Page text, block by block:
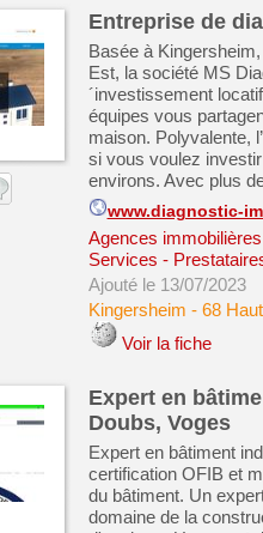
Entreprise de
Basée à
Est, la société MS
´investissement
équipes vous
maison. Polyvalente,
si vous voulez
environs. Avec plus
www.diagnostic-
Agences
Services -
Ajouté le 13/07/2023
Kingersheim - 68
Voir la fiche
Expert en
Doubs, Voges
Expert en bâtiment
certification OFIB et
du bâtiment. Un
domaine de la